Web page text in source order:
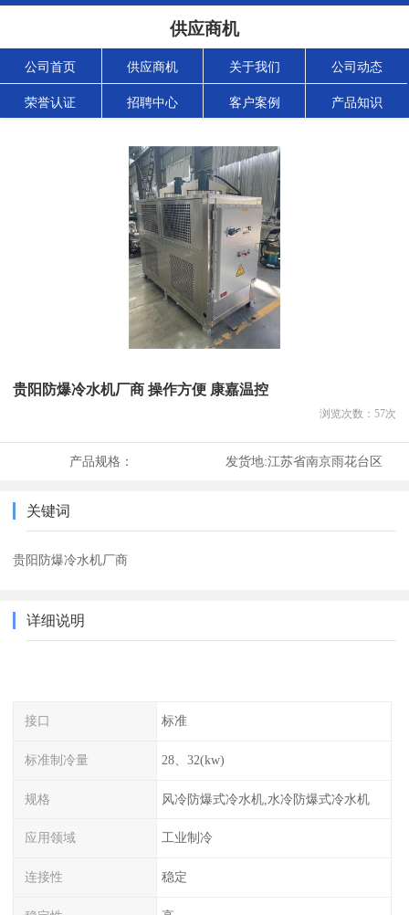
供应商机
公司首页 供应商机 关于我们 公司动态
荣誉认证 招聘中心 客户案例 产品知识
贵阳防爆冷水机厂商 操作方便 康嘉温控
浏览次数： 57次
产品规格： 发货地:江苏省南京雨花台区
关键词
贵阳防爆冷水机厂商
详细说明
接口 标准
标准制冷量 28、32(kw)
规格 风冷防爆式冷水机,水冷防爆式冷水机
应用领域 工业制冷
连接性 稳定